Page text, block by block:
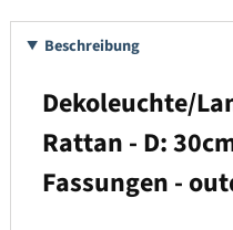
Beschreibung
Dekoleuchte/
Rattan - D:
Fassungen -